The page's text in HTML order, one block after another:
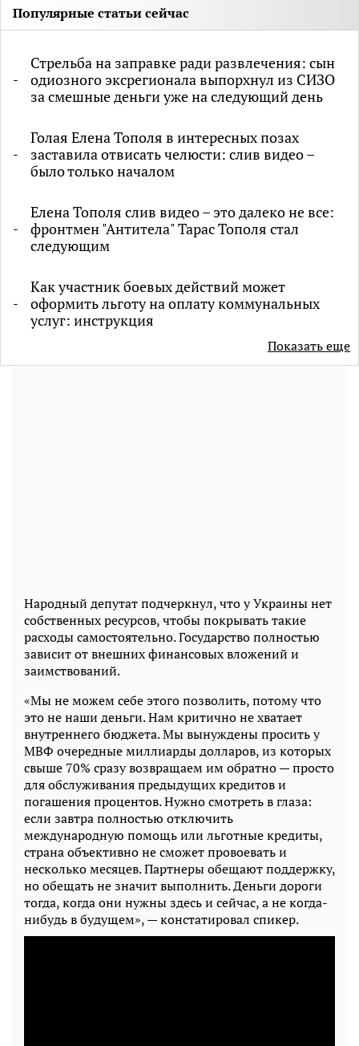
Популярные статьи сейчас
Стрельба на заправке ради развлечения: сын
одиозного эксрегионала выпорхнул из СИЗО
за смешные деньги уже на следующий день
Голая Елена Тополя в интересных позах
заставила отвисать челюсти: слив видео –
было только началом
Елена Тополя слив видео – это далеко не все:
фронтмен "Антитела" Тарас Тополя стал
следующим
Как участник боевых действий может
оформить льготу на оплату коммунальных
услуг: инструкция
Показать еще
Народный депутат подчеркнул, что у Украины нет
собственных ресурсов, чтобы покрывать такие
расходы самостоятельно. Государство полностью
зависит от внешних финансовых вложений и
заимствований.
«Мы не можем себе этого позволить, потому что
это не наши деньги. Нам критично не хватает
внутреннего бюджета. Мы вынуждены просить у
МВФ очередные миллиарды долларов, из которых
свыше 70% сразу возвращаем им обратно — просто
для обслуживания предыдущих кредитов и
погашения процентов. Нужно смотреть в глаза:
если завтра полностью отключить
международную помощь или льготные кредиты,
страна объективно не сможет провоевать и
несколько месяцев. Партнеры обещают поддержку,
но обещать не значит выполнить. Деньги дороги
тогда, когда они нужны здесь и сейчас, а не когда-
нибудь в будущем», — констатировал спикер.